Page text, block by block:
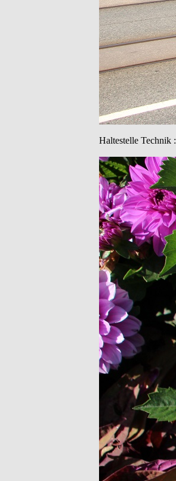
Haltestelle Technik :